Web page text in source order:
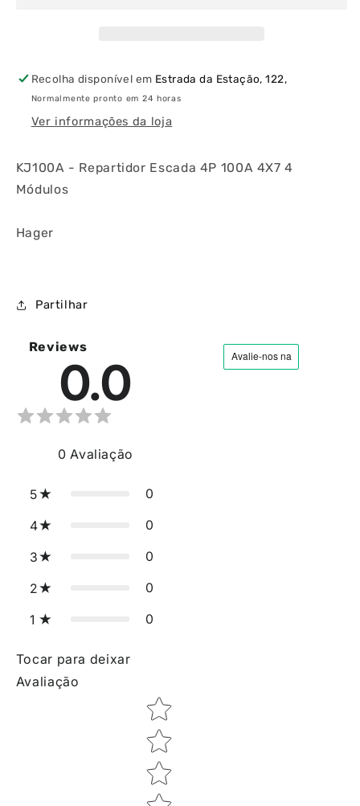
Recolha disponível em Estrada da Estação, 122,
Normalmente pronto em 24 horas
Ver informações da loja
KJ100A - Repartidor Escada 4P 100A 4X7 4
Módulos
Hager
Partilhar
Reviews
0.0
0 Avaliação
5 0
4 0
3 0
2 0
1 0
Tocar para deixar
Avaliação
Star rating